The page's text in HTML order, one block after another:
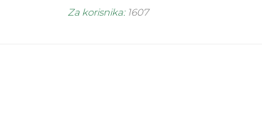
Za korisnika: 1607